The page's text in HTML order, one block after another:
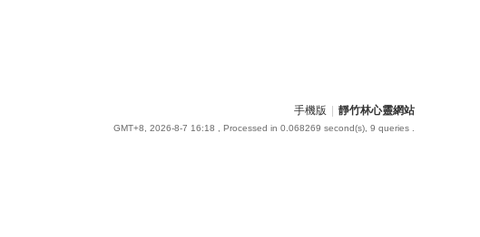
手機版 靜竹林心靈網站
GMT+8, 2026-8-7 16:18 , Processed in 0.068269 second(s), 9 queries .